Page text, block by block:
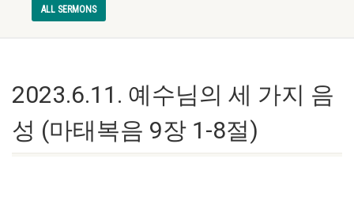
ALL SERMONS
2023.6.11. 예수님의 세 가지 음
성 (마태복음 9장 1-8절)